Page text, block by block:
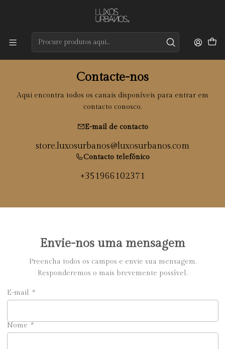
Preços de qualidade e entrega rápida
Contacte-nos
Aqui encontra todos os canais disponíveis para entrar em
contacto conosco.
E-mail de contacto
store.luxosurbanos@luxosurbanos.com
Contacto telefónico
+351966102371
Envie-nos uma mensagem
Preencha todos os campos e envie sua mensagem.
Responderemos o mais brevemente possível.
E-mail *
Nome *